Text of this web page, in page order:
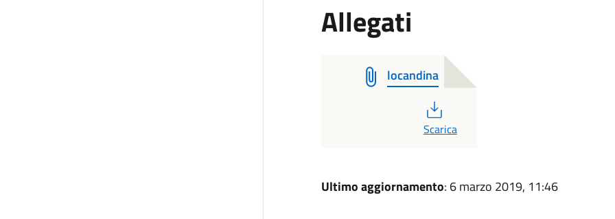
Allegati
locandina
PDF
Scarica
Ultimo aggiornamento: 6 marzo 2019, 11:46